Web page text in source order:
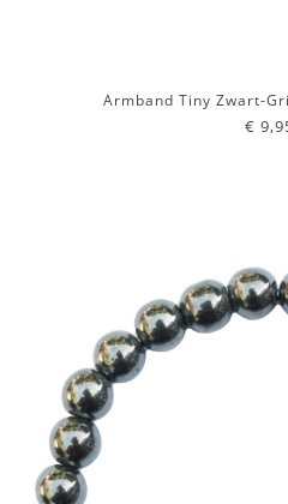
Armband Tiny Zwart-
€